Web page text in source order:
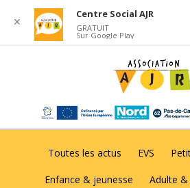
Toutes les actus EVS
Enfance & jeunesse Adulte
✕
Centre Social AJR
GRATUIT
Sur Google Play